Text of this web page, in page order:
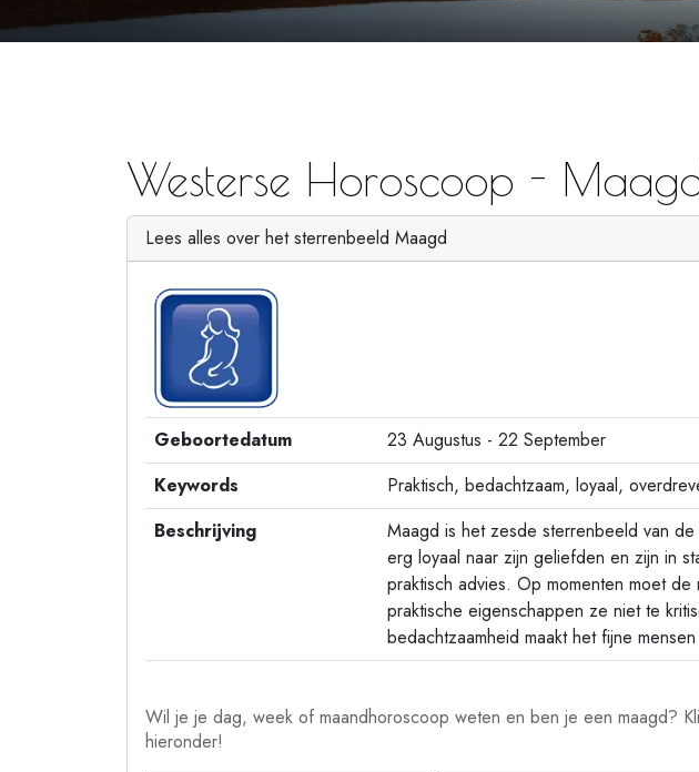
Westerse Horoscoop -
Lees alles over het sterrenbeeld Maagd
Geboortedatum
23 Augustus - 22 September
Keywords
Praktisch, bedachtzaam, loyaal,
Beschrijving
Maagd is het zesde sterrenbeeld van
erg loyaal naar zijn geliefden en zijn in
praktisch advies. Op momenten moet de
praktische eigenschappen ze niet te
bedachtzaamheid maakt het fijne
Wil je je dag, week of maandhoroscoop weten en ben je een maagd?
hieronder!